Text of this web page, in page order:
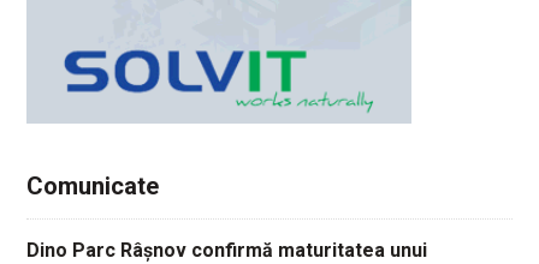
Comunicate
Dino Parc Râșnov confirmă maturitatea unui